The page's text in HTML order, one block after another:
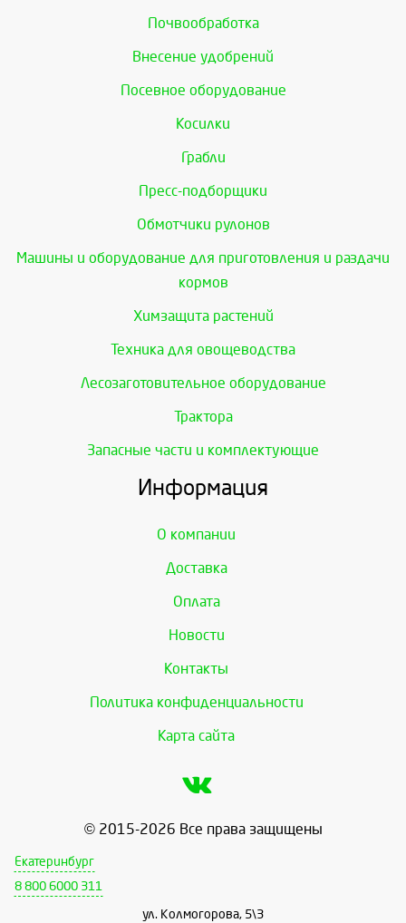
Почвообработка
Внесение удобрений
Посевное оборудование
Косилки
Грабли
Пресс-подборщики
Обмотчики рулонов
Машины и оборудование для приготовления и раздачи
кормов
Химзащита растений
Техника для овощеводства
Лесозаготовительное оборудование
Трактора
Запасные части и комплектующие
Информация
О компании
Доставка
Оплата
Новости
Контакты
Политика конфиденциальности
Карта сайта
© 2015-2026 Все права защищены
Екатеринбург
8 800 6000 311
ул. Колмогорова, 5\3